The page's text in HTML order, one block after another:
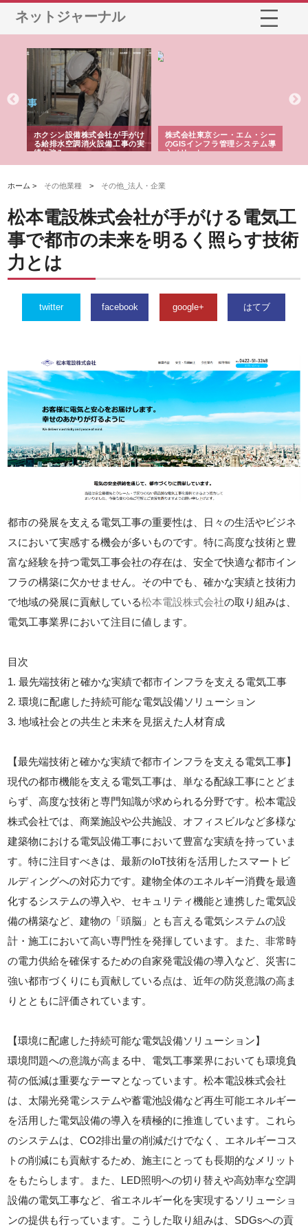
ネットジャーナル
ホクシン設備株式会社が手がけ
る給排水空調消火設備工事の実
績と強み
株式会社東京シー・エム・シー
のGISインフラ管理システム導
入メリット
ホーム > その他業種 > その他_法人・企業
松本電設株式会社が手がける電気工
事で都市の未来を明るく照らす技術
力とは
twitter facebook google+ はてブ
都市の発展を支える電気工事の重要性は、日々の生活やビジネ
スにおいて実感する機会が多いものです。特に高度な技術と豊
富な経験を持つ電気工事会社の存在は、安全で快適な都市イン
フラの構築に欠かせません。その中でも、確かな実績と技術力
で地域の発展に貢献している松本電設株式会社の取り組みは、
電気工事業界において注目に値します。
目次
1. 最先端技術と確かな実績で都市インフラを支える電気工事
2. 環境に配慮した持続可能な電気設備ソリューション
3. 地域社会との共生と未来を見据えた人材育成
【最先端技術と確かな実績で都市インフラを支える電気工事】
現代の都市機能を支える電気工事は、単なる配線工事にとどま
らず、高度な技術と専門知識が求められる分野です。松本電設
株式会社では、商業施設や公共施設、オフィスビルなど多様な
建築物における電気設備工事において豊富な実績を持っていま
す。特に注目すべきは、最新のIoT技術を活用したスマートビ
ルディングへの対応力です。建物全体のエネルギー消費を最適
化するシステムの導入や、セキュリティ機能と連携した電気設
備の構築など、建物の「頭脳」とも言える電気システムの設
計・施工において高い専門性を発揮しています。また、非常時
の電力供給を確保するための自家発電設備の導入など、災害に
強い都市づくりにも貢献している点は、近年の防災意識の高ま
りとともに評価されています。
【環境に配慮した持続可能な電気設備ソリューション】
環境問題への意識が高まる中、電気工事業界においても環境負
荷の低減は重要なテーマとなっています。松本電設株式会社
は、太陽光発電システムや蓄電池設備など再生可能エネルギー
を活用した電気設備の導入を積極的に推進しています。これら
のシステムは、CO2排出量の削減だけでなく、エネルギーコス
トの削減にも貢献するため、施主にとっても長期的なメリット
をもたらします。また、LED照明への切り替えや高効率な空調
設備の電気工事など、省エネルギー化を実現するソリューショ
ンの提供も行っています。こうした取り組みは、SDGsへの貢